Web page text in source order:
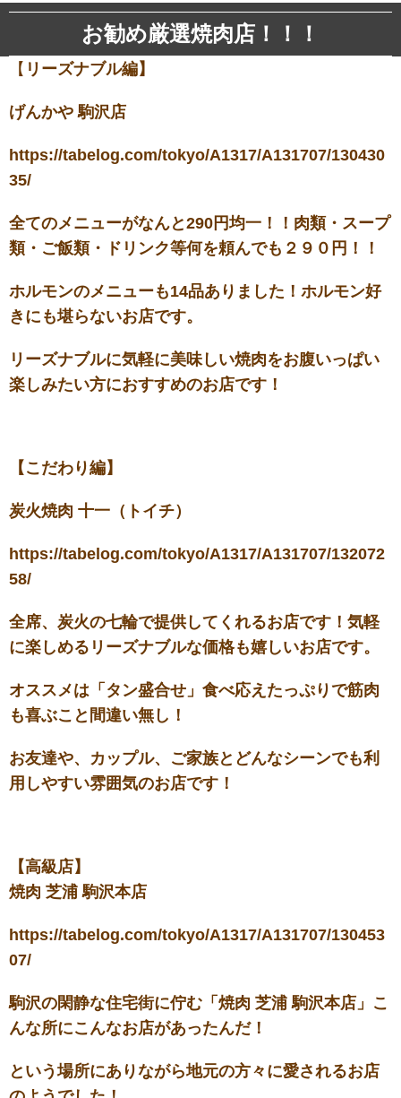
お勧め厳選焼肉店！！！
【 リーズナブル編】
げんかや 駒沢店
https://tabelog.com/tokyo/A1317/A131707/130430
35/
全てのメニューがなんと290円均一！！肉類・スープ
類・ご飯類・ドリンク等何を頼んでも２９０円！！
ホルモンのメニューも14品ありました！ホルモン好
きにも堪らないお店です。
リーズナブルに気軽に美味しい焼肉をお腹いっぱい
楽しみたい方におすすめのお店です！
【こだわり編】
炭火焼肉 十一（トイチ）
https://tabelog.com/tokyo/A1317/A131707/132072
58/
全席、炭火の七輪で提供してくれるお店です！気軽
に楽しめるリーズナブルな価格も嬉しいお店です。
オススメは「タン盛合せ」食べ応えたっぷりで筋肉
も喜ぶこと間違い無し！
お友達や、カップル、ご家族とどんなシーンでも利
用しやすい雰囲気のお店です！
【高級店】
焼肉 芝浦 駒沢本店
https://tabelog.com/tokyo/A1317/A131707/130453
07/
駒沢の閑静な住宅街に佇む「焼肉 芝浦 駒沢本店」こ
んな所にこんなお店があったんだ！
という場所にありながら地元の方々に愛されるお店